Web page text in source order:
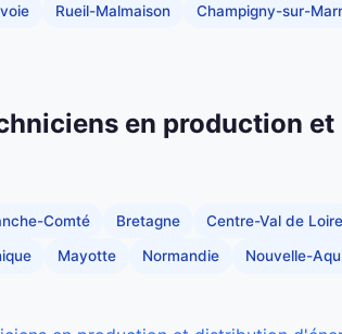
Rueil-Malmaison Champigny-sur-
en production
Comté Bretagne Centre-Val de Loire
Mayotte Normandie Nouvelle-